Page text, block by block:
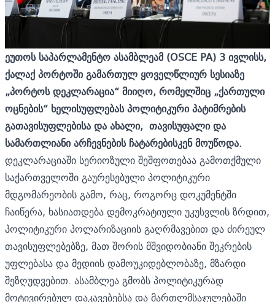
ეუთოს საპარლამენტო ასამბლეამ (OSCE PA) 3 ივლისს,
ქალაქ პორტოშიგამართულ ყოველწლიურ სესიაზე
„პორტოს დეკლარაცია“ მიიღო, რომელშიც „ქართული
ოცნების“ ხელისუფლებას პოლიტიკური პატიმრების
გათავისუფლებისა და ახალი, თავისუფალი და
სამართლიანი არჩევნების ჩატარებისკენ მოუწოდა.
დეკლარაციაში სერიოზული შეშფოთებაა გამოთქმული
საქართველოში გაურესებული პოლიტიკური
მდგომარეობის გამო, რაც, როგორც დოკუმენტში
ჩაიწერა, ხასიათდება დემოკრატიული უკუსვლის ზრდით,
პოლიტიკური პოლარიზაციის გაღრმავებით და ძირეულ
თავისუფლებებზე, მათ შორის მშვიდობიანი შეკრების
უფლებასა და მედიის დამოუკიდებლობაზე, მზარდი
შეზღუდვებით. ასამბლეა გმობს პოლიტიკურად
მოტივირებულ დაკავებებსა და მართლმსაჯულებაში